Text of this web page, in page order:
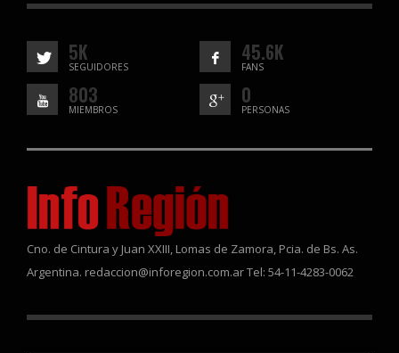
5K
SEGUIDORES
45.6K
FANS
803
MIEMBROS
0
PERSONAS
Cno. de Cintura y Juan XXIII, Lomas de Zamora, Pcia. de Bs. As.
Argentina. redaccion@inforegion.com.ar Tel: 54-11-4283-0062